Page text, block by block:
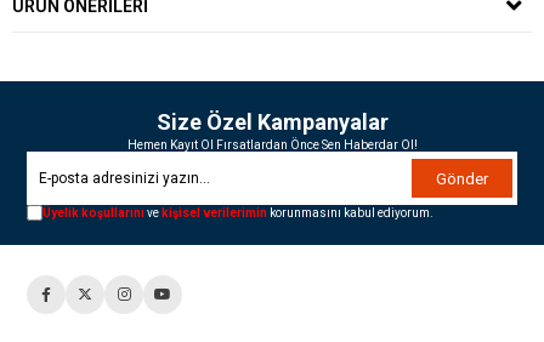
ÜRÜN ÖNERILERI
Size Özel Kampanyalar
Hemen Kayıt Ol Fırsatlardan Önce Sen Haberdar Ol!
Gönder
Üyelik koşullarınıve kişisel verilerimin korunmasını kabul ediyorum.